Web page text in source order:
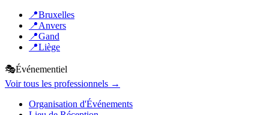
📍Bruxelles
📍Anvers
📍Gand
📍Liège
🎭Événementiel
Voir tous les professionnels →
Organisation d'Événements